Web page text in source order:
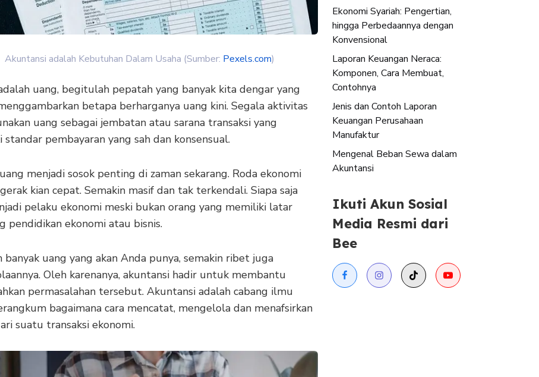
Akuntansi adalah Kebutuhan Dalam Usaha (Sumber: Pexels.com)
uang, begitulah pepatah yang banyak kita dengar yang
betapa berharganya uang kini. Segala aktivitas
uang sebagai jembatan atau sarana transaksi yang
standar pembayaran yang sah dan konsensual.
menjadi sosok penting di zaman sekarang. Roda ekonomi
kian cepat. Semakin masif dan tak terkendali. Siapa saja
pelaku ekonomi meski bukan orang yang memiliki latar
pendidikan ekonomi atau bisnis.
banyak uang yang akan Anda punya, semakin ribet juga
Oleh karenanya, akuntansi hadir untuk membantu
permasalahan tersebut. Akuntansi adalah cabang ilmu
bagaimana cara mencatat, mengelola dan menafsirkan
suatu transaksi ekonomi.
Ekonomi Syariah: Pengertian,
hingga Perbedaannya dengan
Konvensional
Laporan Keuangan Neraca:
Komponen, Cara Membuat,
Contohnya
Jenis dan Contoh Laporan
Keuangan Perusahaan
Manufaktur
Mengenal Beban Sewa dalam
Akuntansi
Ikuti Akun Sosial
Media Resmi dari
Bee